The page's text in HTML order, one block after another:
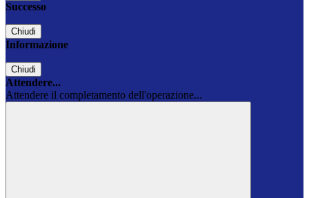
Successo
Chiudi
Informazione
Chiudi
Attendere...
Attendere il completamento dell'operazione...